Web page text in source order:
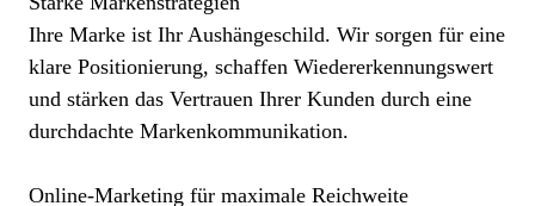
Ihre Marke ist Ihr Aushängeschild. Wir sorgen für eine
klare Positionierung, schaffen Wiedererkennungswert
und stärken das Vertrauen Ihrer Kunden durch eine
durchdachte Markenkommunikation.
Online-Marketing für maximale Reichweite